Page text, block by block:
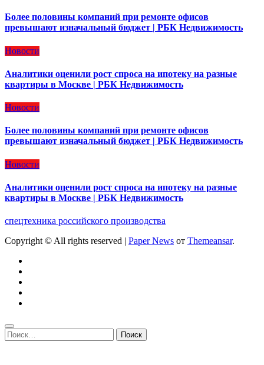
Более половины компаний при ремонте офисов
превышают изначальный бюджет | РБК Недвижимость
Новости
Аналитики оценили рост спроса на ипотеку на разные
квартиры в Москве | РБК Недвижимость
Новости
Более половины компаний при ремонте офисов
превышают изначальный бюджет | РБК Недвижимость
Новости
Аналитики оценили рост спроса на ипотеку на разные
квартиры в Москве | РБК Недвижимость
спецтехника российского производства
Copyright © All rights reserved | Paper News от Themeansar.
Найти: